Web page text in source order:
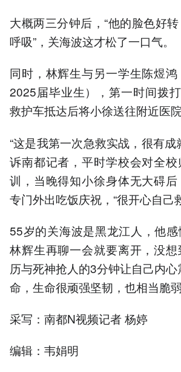
大概两三分钟后，“他的脸色好
呼吸”，关海波这才松了一口气。
同时，林辉生与另一学生陈煜
2025届毕业生），第一时间拨
救护车抵达后将小徐送往附近医院
“这是我第一次急救实战，很有成
诉南都记者，平时学校会对全
训，当晚得知小徐身体无大碍
专门外出吃饭庆祝，“很开心自己
55岁的关海波是黑龙江人，他
林辉生再聊一会就要离开，没
历与死神抢人的3分钟让自己内心
命，生命很顽强坚韧，也相当脆
采写：南都N视频记者 杨婷
编辑：韦娟明